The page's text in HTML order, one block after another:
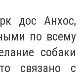
дос Анхос,
по всему
собаки
связано с